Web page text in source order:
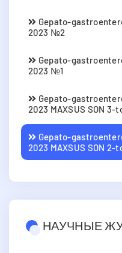
Gepato-
2023 №2
Gepato-
2023 №1
Gepato-
2023 MAXSUS SON 3-
Gepato-
2023 MAXSUS SON 2-
НАУЧНЫЕ